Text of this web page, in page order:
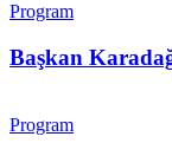
Program
Başkan
Program